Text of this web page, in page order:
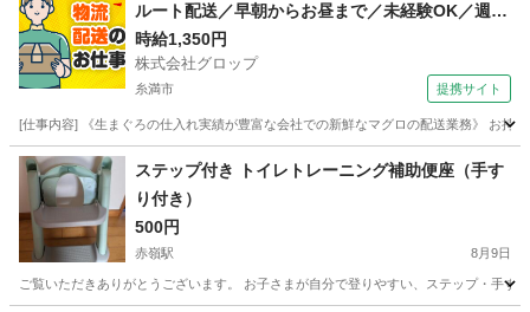
ルート配送／早朝からお昼まで／未経験OK／週休
2日／時給1,350円＋ガソリン代／正社員登用前提
時給1,350円
株式会社グロップ
糸満市 提携サイト
[仕事内容] 《生まぐろの仕入れ実績が豊富な会社での新鮮なマグロの配送業務》 お持
沖縄 糸満市 ドライバー
ステップ付き トイレトレーニング補助便座（手す
り付き）
500円
赤嶺駅 8月9日
ご覧いただきありがとうございます。 お子さまが自分で登りやすい、ステップ・手